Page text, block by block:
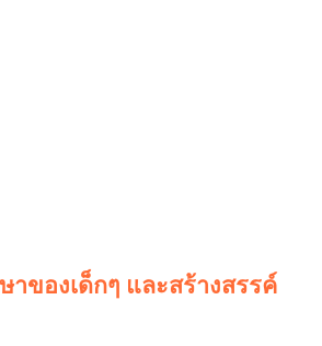
ของเด็กๆ และสร้างสรรค์